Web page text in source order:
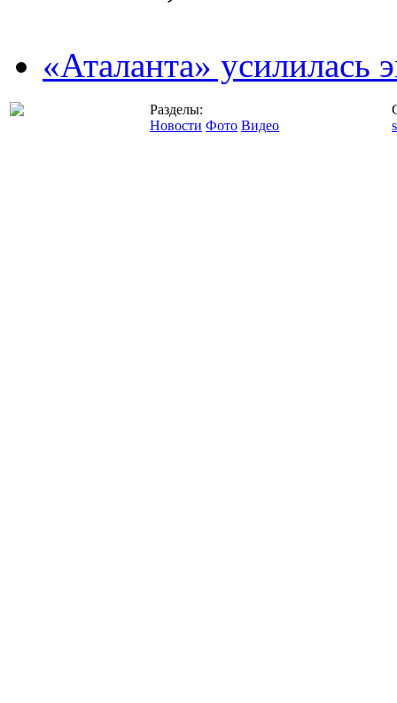
«Аталанта»
Разделы:
Новости Фото Видео